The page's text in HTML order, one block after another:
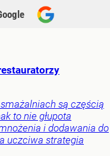
są częścią
to nie głupota
i dodawania do
uczciwa strategia